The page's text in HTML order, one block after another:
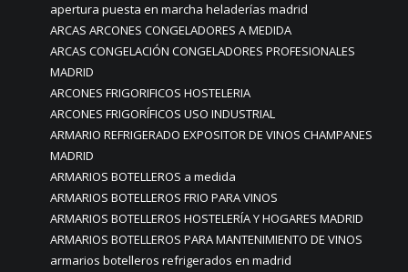
apertura puesta en marcha heladerías madrid
ARCAS ARCONES CONGELADORES A MEDIDA
ARCAS CONGELACIÓN CONGELADORES PROFESIONALES
MADRID
ARCONES FRIGORIFICOS HOSTELERIA
ARCONES FRIGORÍFICOS USO INDUSTRIAL
ARMARIO REFRIGERADO EXPOSITOR DE VINOS CHAMPANES
MADRID
ARMARIOS BOTELLEROS a medida
ARMARIOS BOTELLEROS FRIO PARA VINOS
ARMARIOS BOTELLEROS HOSTELERÍA Y HOGARES MADRID
ARMARIOS BOTELLEROS PARA MANTENIMIENTO DE VINOS
armarios botelleros refrigerados en madrid